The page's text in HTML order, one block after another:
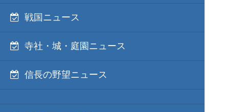
戦国ニュース
寺社・城・庭園ニュース
信長の野望ニュース